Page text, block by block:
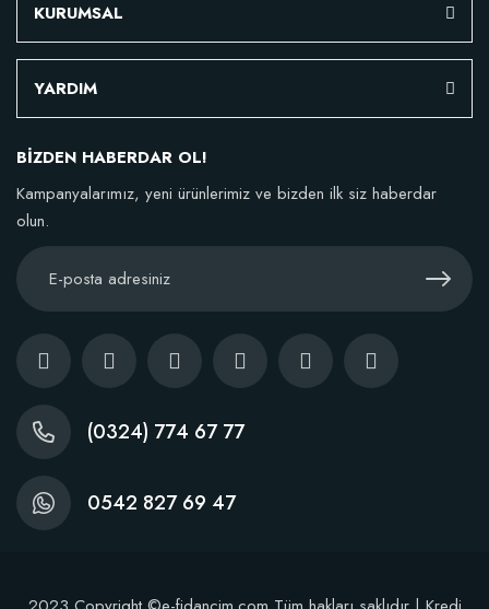
KURUMSAL
YARDIM
BİZDEN HABERDAR OL!
Kampanyalarımız, yeni ürünlerimiz ve bizden ilk siz haberdar
olun.
(0324) 774 67 77
0542 827 69 47